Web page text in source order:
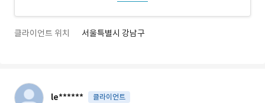
클라이언트 위치 서울특별시 강남구
le****** 클라이언트